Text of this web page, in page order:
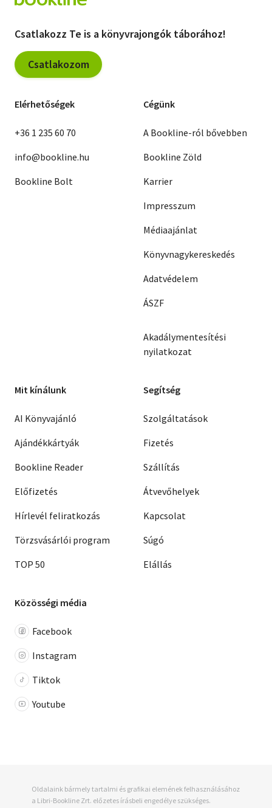
Csatlakozz Te is a könyvrajongók táborához!
Csatlakozom
Elérhetőségek
+36 1 235 60 70
info@bookline.hu
Bookline Bolt
Cégünk
A Bookline-ról bővebben
Bookline Zöld
Karrier
Impresszum
Médiaajánlat
Könyvnagykereskedés
Adatvédelem
ÁSZF
Akadálymentesítési
nyilatkozat
Mit kínálunk
AI Könyvajánló
Ajándékkártyák
Bookline Reader
Előfizetés
Hírlevél feliratkozás
Törzsvásárlói program
TOP 50
Segítség
Szolgáltatások
Fizetés
Szállítás
Átvevőhelyek
Kapcsolat
Súgó
Elállás
Közösségi média
Facebook
Instagram
Tiktok
Youtube
Oldalaink bármely tartalmi és grafikai elemének felhasználásához
a Libri-Bookline Zrt. előzetes írásbeli engedélye szükséges.